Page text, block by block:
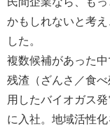
かもしれないと考
した。
複数候補があった
残渣（ざんさ／食
用したバイオガス
に入社。地域活性